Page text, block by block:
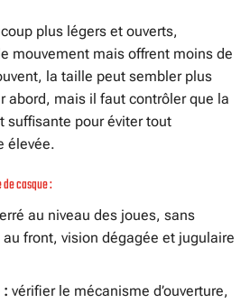
plus légers et ouverts,
mouvement mais offrent moins de
la taille peut sembler plus
abord, mais il faut contrôler que la
suffisante pour éviter tout
élevée.
casque :
au niveau des joues, sans
front, vision dégagée et jugulaire
: vérifier le mécanisme d’ouverture,